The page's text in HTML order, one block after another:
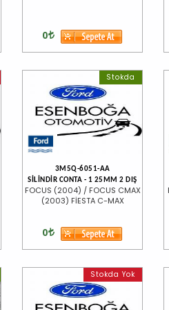
0
Stokda
3M5Q-6051-AA
SİLİNDİR CONTA - 1 25MM 2 DIŞ
FOCUS (2004) / FOCUS CMAX
(2003) FİESTA C-MAX
0
Stokda Yok